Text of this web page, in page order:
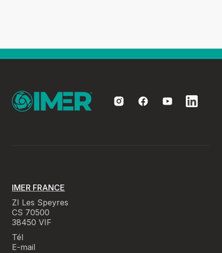
IMER FRANCE
ZI Les Speyres
CS 70500
38450 VIF
Tél
E-mail